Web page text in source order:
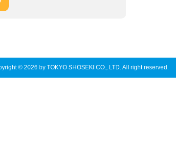
© 2026 by TOKYO SHOSEKI CO., LTD. All right reserved.